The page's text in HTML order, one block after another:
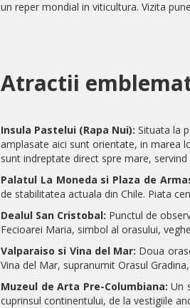
un reper mondial in viticultura. Vizita
Atractii
Insula Pastelui (Rapa Nui): Situata la
amplasate aici sunt orientate, in marea
sunt indreptate direct spre mare,
Palatul La Moneda si Plaza de
de stabilitatea actuala din Chile. Piata
Dealul San Cristobal: Punctul de
Fecioarei Maria, simbol al orasului,
Valparaiso si Vina del Mar: Doua
Vina del Mar, supranumit Orasul
Muzeul de Arta Pre-Columbiana: Un
cuprinsul continentului, de la vestigiile